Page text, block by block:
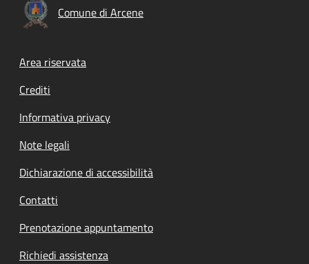
Comune di Arcene
Footer menu
Area riservata
Crediti
Informativa privacy
Note legali
Dichiarazione di accessibilità
Contatti
Prenotazione appuntamento
Richiedi assistenza